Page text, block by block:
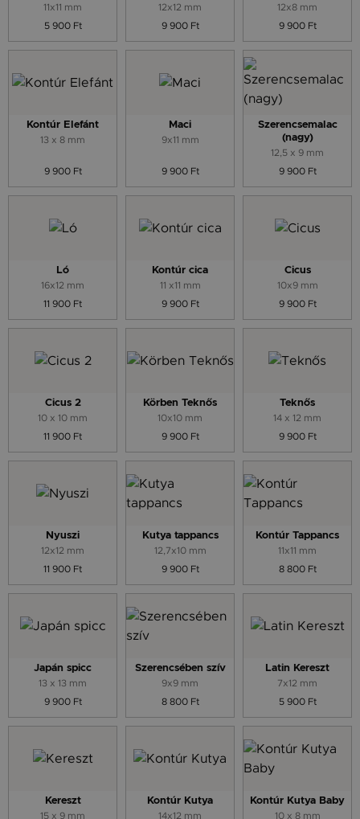
11x11 mm
5 900 Ft
12x12 mm
9 900 Ft
12x8 mm
9 900 Ft
Kontúr Elefánt
13 x 8 mm
9 900 Ft
Maci
9x11 mm
9 900 Ft
Szerencsemalac
(nagy)
12,5 x 9 mm
9 900 Ft
Ló
16x12 mm
11 900 Ft
Kontúr cica
11 x11 mm
9 900 Ft
Cicus
10x9 mm
9 900 Ft
Cicus 2
10 x 10 mm
11 900 Ft
Körben Teknős
10x10 mm
9 900 Ft
Teknős
14 x 12 mm
9 900 Ft
Nyuszi
12x12 mm
11 900 Ft
Kutya tappancs
12,7x10 mm
9 900 Ft
Kontúr Tappancs
11x11 mm
8 800 Ft
Japán spicc
13 x 13 mm
9 900 Ft
Szerencsében szív
9x9 mm
8 800 Ft
Latin Kereszt
7x12 mm
5 900 Ft
Kereszt
15 x 9 mm
Kontúr Kutya
14x12 mm
Kontúr Kutya Baby
10 x 8 mm